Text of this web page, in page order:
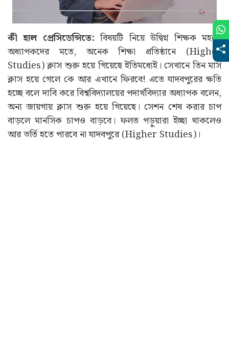
কী হাল প্রেসিডেন্সিতে: বিষয়টি নিয়ে উদ্বিগ্ন শিক্ষক মহল।
অধ্যাপকদের মতে, অনেক শিক্ষা প্রতিষ্ঠানে (Higher
Studies) ক্লাস শুরু হয়ে গিয়েছে ইতিমধ্যেই। সেখানে তিন মাস
ক্লাস হয়ে গেলে কে আর এখানে ফিরবে! এতে যাদবপুরের ক্ষতি
হচ্ছে বলে দাবি করে বিশ্ববিদ্যালয়ের পদার্থবিদ্যার অধ্যাপক বলেন,
অন্য জায়গায় ক্লাস শুরু হয়ে গিয়েছে। সেশন শেষ করার চাপ
বাড়লে মানসিক চাপও বাড়বে। ফলত পড়ুয়ারা ইচ্ছা থাকলেও
আর ভর্তি হতে পারবে না যাদবপুরে (Higher Studies)।